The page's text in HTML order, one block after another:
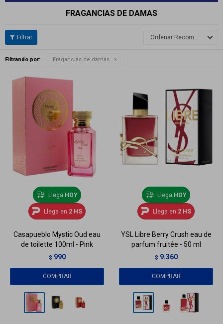
FRAGANCIAS DE DAMAS
Recomendados
Filtrando por: Fragancias de damas
Llega HOY
Llega en 2 HS
Casapueblo Mystic Oud eau
de toilette 100ml - Pink
$ 990
Llega HOY
Llega en 2 HS
YSL Libre Berry Crush eau de
parfum fruitée - 50 ml
$ 9.360